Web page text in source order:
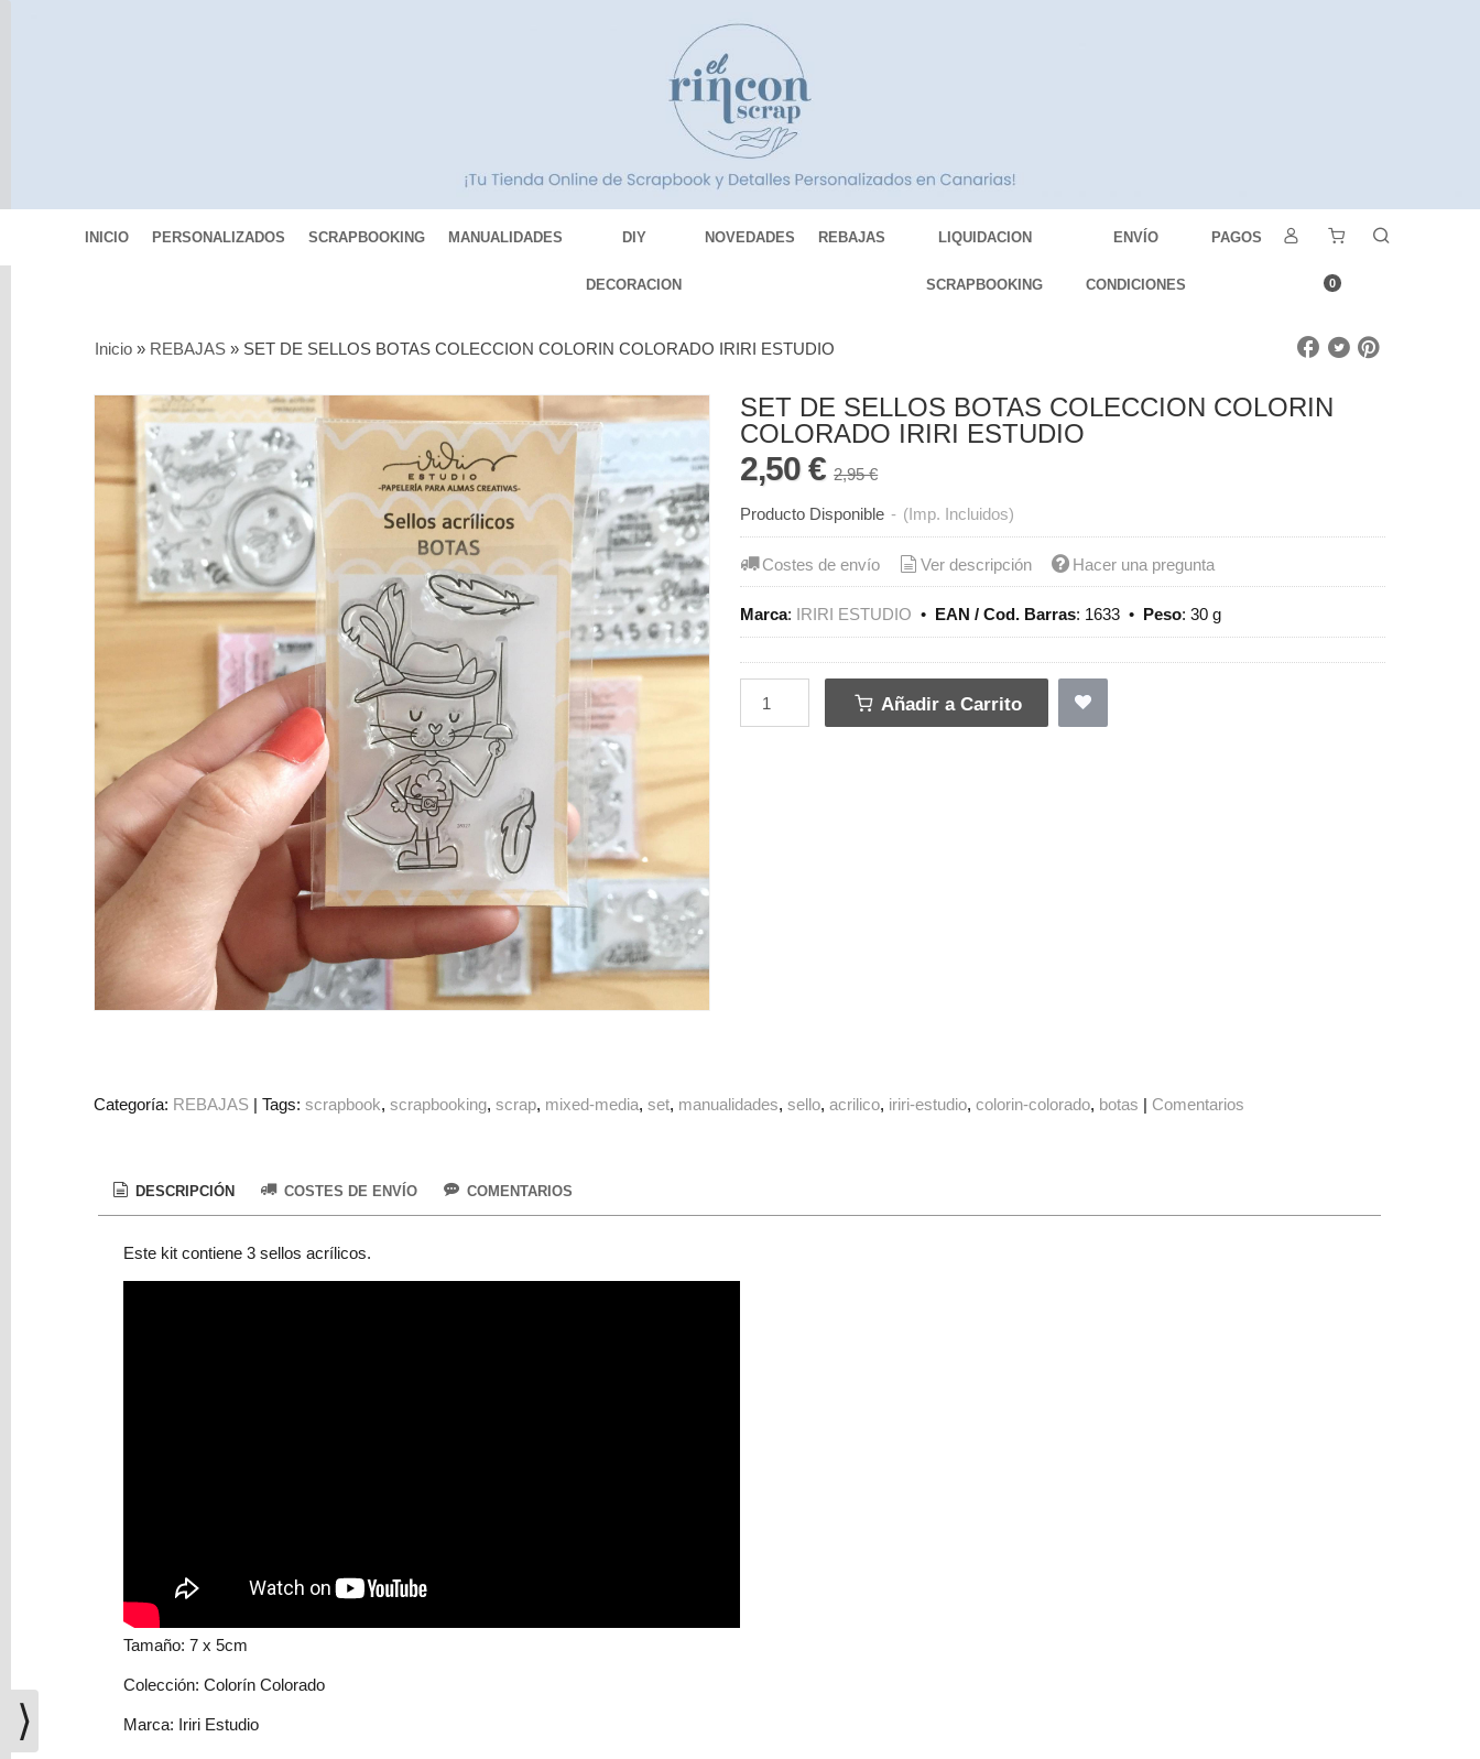
INICIO PERSONALIZADOS SCRAPBOOKING MANUALIDADES DIY
DECORACION
NOVEDADES REBAJAS LIQUIDACION
SCRAPBOOKING
ENVÍO
CONDICIONES
PAGOS
0
Pinturas
Mediums
Máquinas
Papelería
Herramientas
Liquidación
Scrapbooking
Figuras
compra
Redes
Inicio » REBAJAS » SET DE SELLOS BOTAS COLECCION COLORIN COLORADO IRIRI ESTUDIO
SET DE SELLOS BOTAS COLECCION COLORIN
COLORADO IRIRI ESTUDIO
2,50 €2,95 €
Producto Disponible - (Imp. Incluidos)
Costes de envío Ver descripción Hacer una pregunta
Marca: IRIRI ESTUDIO • EAN / Cod. Barras: 1633 • Peso:30 g
Añadir a Carrito
Categoría: REBAJAS |Tags:scrapbook scrapbooking scrap mixed-media set manualidades sello acrilico iriri-estudio colorin-colorado botas | Comentarios
DESCRIPCIÓN COSTES DE ENVÍO COMENTARIOS
Este kit contiene 3 sellos acrílicos.
Tamaño: 7 x 5cm
Colección: Colorín Colorado
Marca: Iriri Estudio
⟩